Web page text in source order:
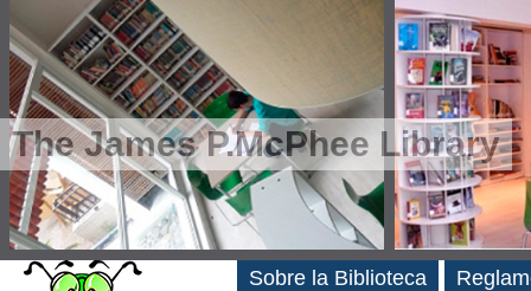
The James P.McPhee Library
Sobre la Biblioteca
Novedades